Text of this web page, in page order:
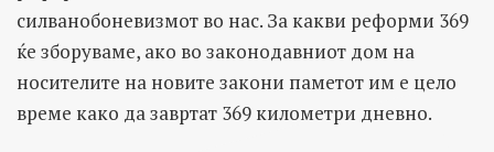
силванобоневизмот во нас. За какви реформи 369
ќе зборуваме, ако во законодавниот дом на
носителите на новите закони паметот им е цело
време како да завртат 369 километри дневно.